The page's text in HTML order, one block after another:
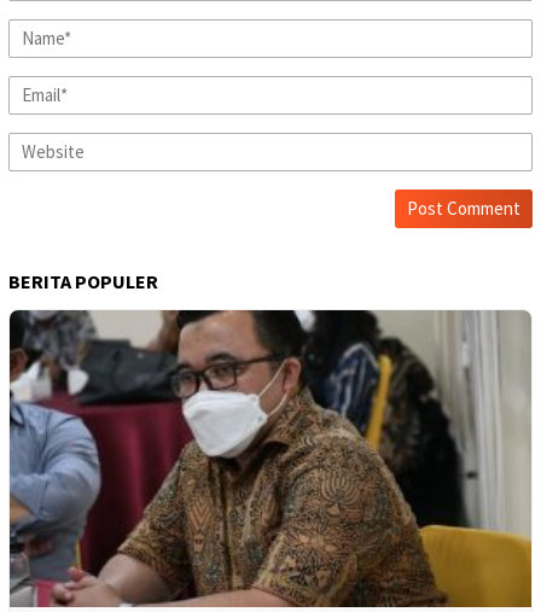
BERITA POPULER